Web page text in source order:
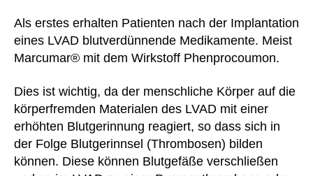
Als erstes erhalten Patienten nach der Implantation
eines LVAD blutverdünnende Medikamente. Meist
Marcumar® mit dem Wirkstoff Phenprocoumon.
Dies ist wichtig, da der menschliche Körper auf die
körperfremden Materialen des LVAD mit einer
erhöhten Blutgerinnung reagiert, so dass sich in
der Folge Blutgerinnsel (Thrombosen) bilden
können. Diese können Blutgefäße verschließen